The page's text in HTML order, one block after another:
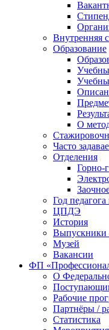
Внутренняя
Образование
О
Часто
Отделения
Горно-
Год
ЦПДЭ
История
Выпускники
Музей
Вакансии
ФП
О
Рабочие
Партнёры /
Статистика